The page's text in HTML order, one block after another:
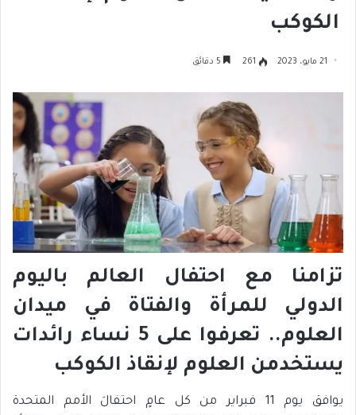
الكوكب
21 مايو، 2023 261
تزامنا مع احتفال العالم باليوم
الدولي للمرأة والفتاة في ميدان
العلوم.. تعرفوا على 5 نساء رائدات
يستخدمن العلوم لإنقاذ الكوكب
يوافق يوم 11 فبراير من كل عامٍ احتفالَ الأمم المتحدة